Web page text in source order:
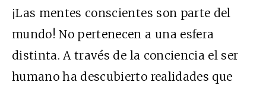
¡Las mentes conscientes son parte del
mundo! No pertenecen a una esfera
distinta. A través de la conciencia el ser
humano ha descubierto realidades que